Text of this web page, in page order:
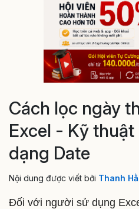
Cách lọc ngày
Excel - Kỹ
dạng Date
Nội dung được viết bởi Thanh
Đối với người sử dụng